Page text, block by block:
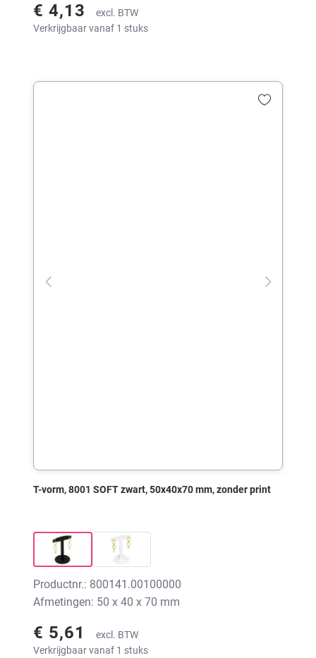
€ 4,13
excl. BTW
Verkrijgbaar vanaf 1 stuks
T-vorm, 8001 SOFT zwart, 50x40x70 mm, zonder print
Productnr.: 800141.00100000
Afmetingen: 50 x 40 x 70 mm
€ 5,61
excl. BTW
Verkrijgbaar vanaf 1 stuks